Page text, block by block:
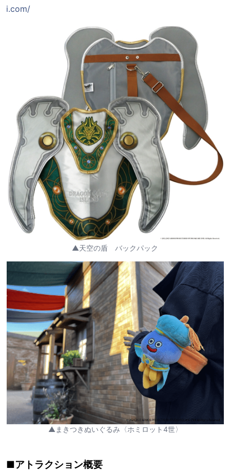
i.com/
▲天空の盾 バックパック
▲まきつきぬいぐるみ〈ホミロット4世〉
■アトラクション概要